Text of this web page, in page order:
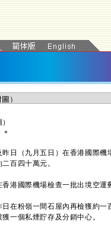
＊
（九月五日）在香港國際機
百四十萬元。
國際機場檢查一批出境空運
粉嶺一間石屋內再檢獲約一
一個私煙貯存及分銷中心。